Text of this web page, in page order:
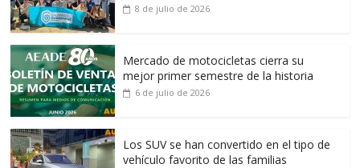
8 de julio de 2026
Mercado de motocicletas cierra su
mejor primer semestre de la historia
6 de julio de 2026
Los SUV se han convertido en el tipo de
vehículo favorito de las familias